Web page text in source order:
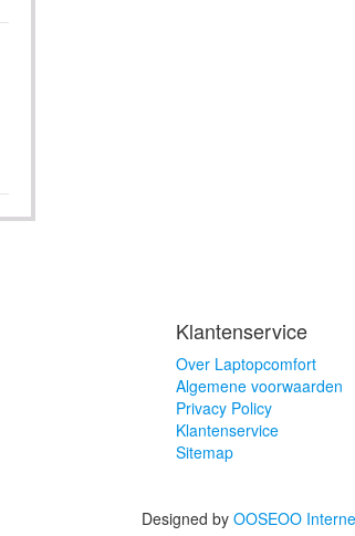
Klantenservice
Over Laptopcomfort
Algemene voorwaarden
Privacy Policy
Klantenservice
Sitemap
Designed by OOSEOO